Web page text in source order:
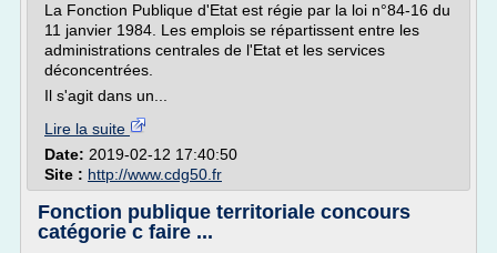
La Fonction Publique d'Etat est régie par la loi n°84-16 du
11 janvier 1984. Les emplois se répartissent entre les
administrations centrales de l'Etat et les services
déconcentrées.
Il s'agit dans un...
Lire la suite
Date: 2019-02-12 17:40:50
Site : http://www.cdg50.fr
Fonction publique territoriale concours
catégorie c faire ...